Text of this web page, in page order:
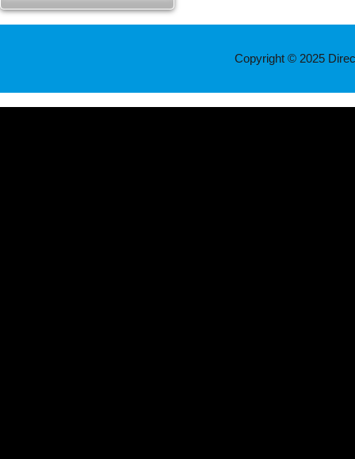
Copyright © 2025